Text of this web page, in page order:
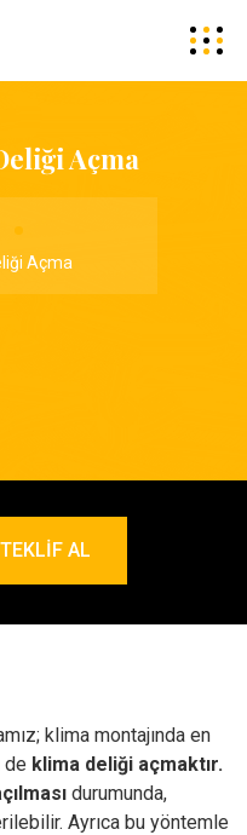
Açma
Açma
AL
klima montajında en
de klima deliği açmaktır.
durumunda,
Ayrıca bu yöntemle